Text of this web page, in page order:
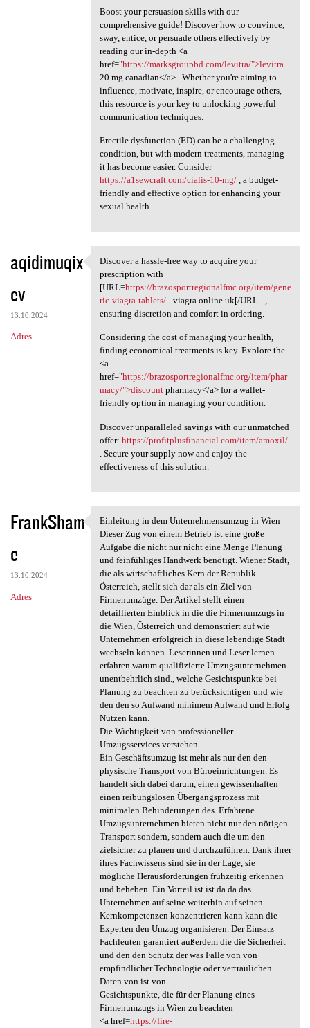
Boost your persuasion skills with our
comprehensive guide! Discover how to convince,
sway, entice, or persuade others effectively by
reading our in-depth <a
href="https://marksgroupbd.com/levitra/">levitra
20 mg canadian</a> . Whether you're aiming to
influence, motivate, inspire, or encourage others,
this resource is your key to unlocking powerful
communication techniques.
Erectile dysfunction (ED) can be a challenging
condition, but with modern treatments, managing
it has become easier. Consider
https://a1sewcraft.com/cialis-10-mg/, a budget-
friendly and effective option for enhancing your
sexual health.
aqidimuqix
ev
13.10.2024
Adres
Discover a hassle-free way to
Discover a hassle-free way to acquire your
prescription with
[URL=https://brazosportregionalfmc.org/item/gene
ric-viagra-tablets/- viagra online uk[/URL - ,
ensuring discretion and comfort in ordering.
Considering the cost of managing your health,
finding economical treatments is key. Explore the
<a
href="https://brazosportregionalfmc.org/item/phar
macy/">discountpharmacy</a> for a wallet-
friendly option in managing your condition.
Discover unparalleled savings with our unmatched
offer: https://profitplusfinancial.com/item/amoxil/
. Secure your supply now and enjoy the
effectiveness of this solution.
FrankSham
e
13.10.2024
Adres
Einleitung in dem
Einleitung in dem Unternehmensumzug in Wien
Dieser Zug von einem Betrieb ist eine große
Aufgabe die nicht nur nicht eine Menge Planung
und feinfühliges Handwerk benötigt. Wiener Stadt,
die als wirtschaftliches Kern der Republik
Österreich, stellt sich dar als ein Ziel von
Firmenumzüge. Der Artikel stellt einen
detaillierten Einblick in die die Firmenumzugs in
die Wien, Österreich und demonstriert auf wie
Unternehmen erfolgreich in diese lebendige Stadt
wechseln können. Leserinnen und Leser lernen
erfahren warum qualifizierte Umzugsunternehmen
unentbehrlich sind., welche Gesichtspunkte bei
Planung zu beachten zu berücksichtigen und wie
den den so Aufwand minimem Aufwand und Erfolg
Nutzen kann.
Die Wichtigkeit von professioneller
Umzugsservices verstehen
Ein Geschäftsumzug ist mehr als nur den den
physische Transport von Büroeinrichtungen. Es
handelt sich dabei darum, einen gewissenhaften
einen reibungslosen Übergangsprozess mit
minimalen Behinderungen des. Erfahrene
Umzugsunternehmen bieten nicht nur den nötigen
Transport sondern, sondern auch die um den
zielsicher zu planen und durchzuführen. Dank ihrer
ihres Fachwissens sind sie in der Lage, sie
mögliche Herausforderungen frühzeitig erkennen
und beheben. Ein Vorteil ist ist da da das
Unternehmen auf seine weiterhin auf seinen
Kernkompetenzen konzentrieren kann kann die
Experten den Umzug organisieren. Der Einsatz
Fachleuten garantiert außerdem die die Sicherheit
und den den Schutz der was Falle von von
empfindlicher Technologie oder vertraulichen
Daten von ist von.
Gesichtspunkte, die für der Planung eines
Firmenumzugs in Wien zu beachten
<a href=https://fire-